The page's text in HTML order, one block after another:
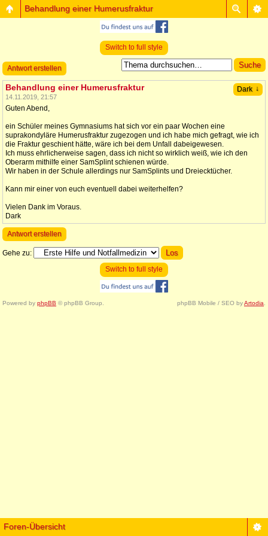
Behandlung einer Humerusfraktur
Switch to full style
Antwort erstellen
Dark ↓
Behandlung einer Humerusfraktur
14.11.2019, 21:57
Guten Abend,
ein Schüler meines Gymnasiums hat sich vor ein paar Wochen eine
suprakondyläre Humerusfraktur zugezogen und ich habe mich gefragt, wie ich
die Fraktur geschient hätte, wäre ich bei dem Unfall dabeigewesen.
Ich muss ehrlicherweise sagen, dass ich nicht so wirklich weiß, wie ich den
Oberarm mithilfe einer SamSplint schienen würde.
Wir haben in der Schule allerdings nur SamSplints und Dreiecktücher.
Kann mir einer von euch eventuell dabei weiterhelfen?
Vielen Dank im Voraus.
Dark
Antwort erstellen
Gehe zu:
Switch to full style
Powered by phpBB © phpBB Group. phpBB Mobile / SEO byArtodia
Foren-Übersicht